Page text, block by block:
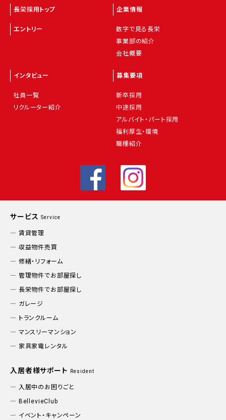
長栄採用トップ
エントリー
企業情報
数字で見る長栄
事業部の紹介
会社概要
インタビュー
社員一覧
リクルーター紹介
募集要項
新卒採用
中途採用
アルバイト・パート採用
福利厚生・環境
職種紹介
サービス Service
賃貸管理
収益物件売買
修繕・リフォーム
管理物件でお部屋探し
長栄物件でお部屋探し
ガレージ
トランクルーム
マンスリーマンション
家具家電レンタル
入居者様サポート Resident
入居中のお困りごと
BellevieClub
イベント・キャンペーン